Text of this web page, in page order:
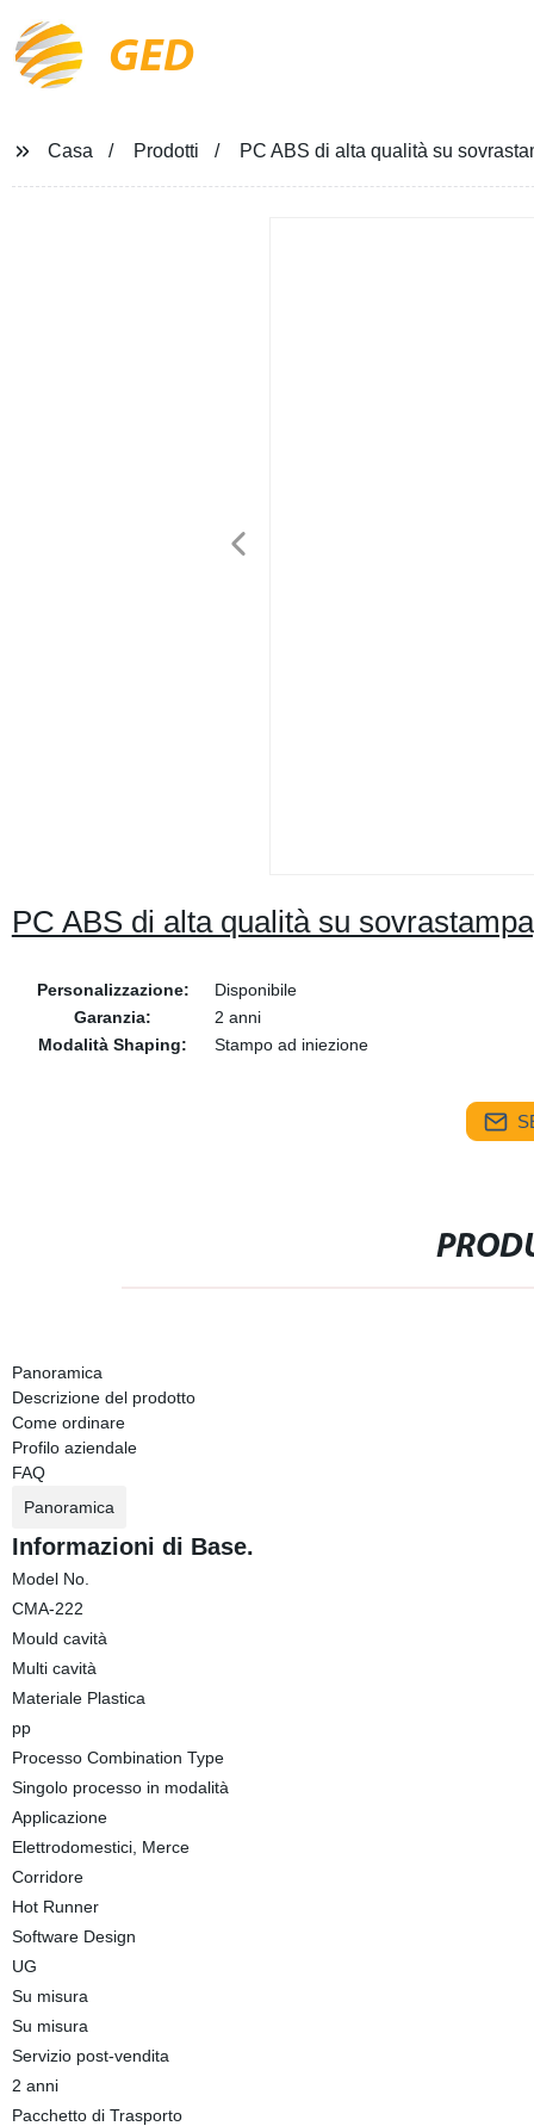
GED
Casa Prodotti PC ABS di alta qualità su
PC ABS di alta qualità su
Personalizzazione:
Disponibile
Garanzia:
2 anni
Modalità Shaping:
Stampo ad iniezione
Panoramica
Descrizione del prodotto
Come ordinare
Profilo aziendale
FAQ
Panoramica
Informazioni di Base.
Model No.
CMA-222
Mould cavità
Multi cavità
Materiale Plastica
pp
Processo Combination Type
Singolo processo in modalità
Applicazione
Elettrodomestici, Merce
Corridore
Hot Runner
Software Design
UG
Su misura
Su misura
Servizio post-vendita
2 anni
Pacchetto di Trasporto